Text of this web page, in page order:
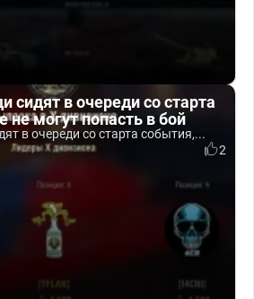
сидят в очереди со старта
не могут попасть в бой
в очереди со старта события,...
2